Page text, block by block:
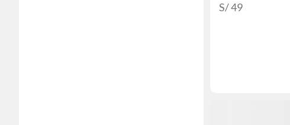
S/ 49